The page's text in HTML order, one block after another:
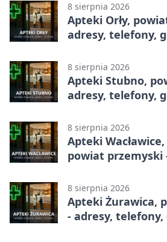
8 sierpnia 2026
Apteki Orły,
adresy, telefony,
8 sierpnia 2026
Apteki Stubno,
adresy, telefony,
8 sierpnia 2026
Apteki
powiat przemyski
8 sierpnia 2026
Apteki Żurawica,
- adresy,